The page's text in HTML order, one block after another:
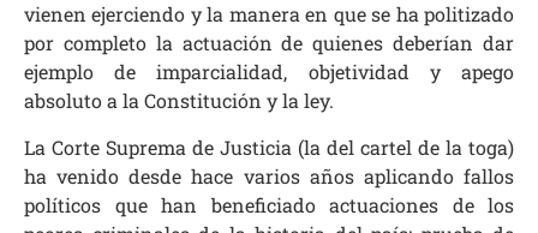
vienen ejerciendo y la manera en que se ha politizado
por completo la actuación de quienes deberían dar
ejemplo de imparcialidad, objetividad y apego
absoluto a la Constitución y la ley.
La Corte Suprema de Justicia (la del cartel de la toga)
ha venido desde hace varios años aplicando fallos
políticos que han beneficiado actuaciones de los